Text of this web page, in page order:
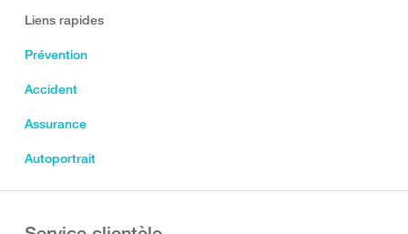
Liens rapides
Prévention
Accident
Assurance
Autoportrait